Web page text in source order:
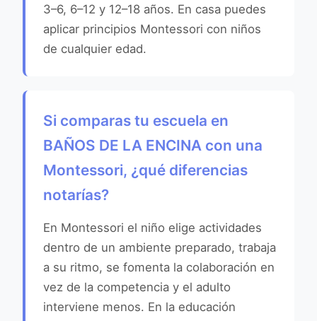
3–6, 6–12 y 12–18 años. En casa puedes
aplicar principios Montessori con niños
de cualquier edad.
Si comparas tu escuela en
BAÑOS DE LA ENCINA con una
Montessori, ¿qué diferencias
notarías?
En Montessori el niño elige actividades
dentro de un ambiente preparado, trabaja
a su ritmo, se fomenta la colaboración en
vez de la competencia y el adulto
interviene menos. En la educación